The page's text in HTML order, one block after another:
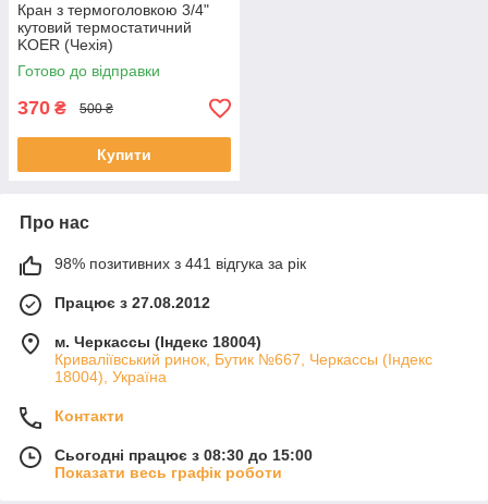
Кран з термоголовкою 3/4"
кутовий термостатичний
KOER (Чехія)
Готово до відправки
370 ₴ 500 ₴
Купити
Про нас
98% позитивних з 441 відгука за рік
Працює з 27.08.2012
м. Черкассы (Індекс 18004)
Криваліївський ринок, Бутик №667, Черкассы (Індекс
18004), Україна
Контакти
Сьогодні працює з 08:30 до 15:00
Показати весь графік роботи